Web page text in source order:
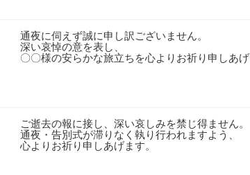
通夜に伺えず誠に申し訳ございません。
深い哀悼の意を表し、
〇〇様の安らかな旅立ちを心よりお祈り申しあげ
ご逝去の報に接し、深い哀しみを禁じ得ません。
通夜・告別式が滞りなく執り行われますよう、
心よりお祈り申しあげます。